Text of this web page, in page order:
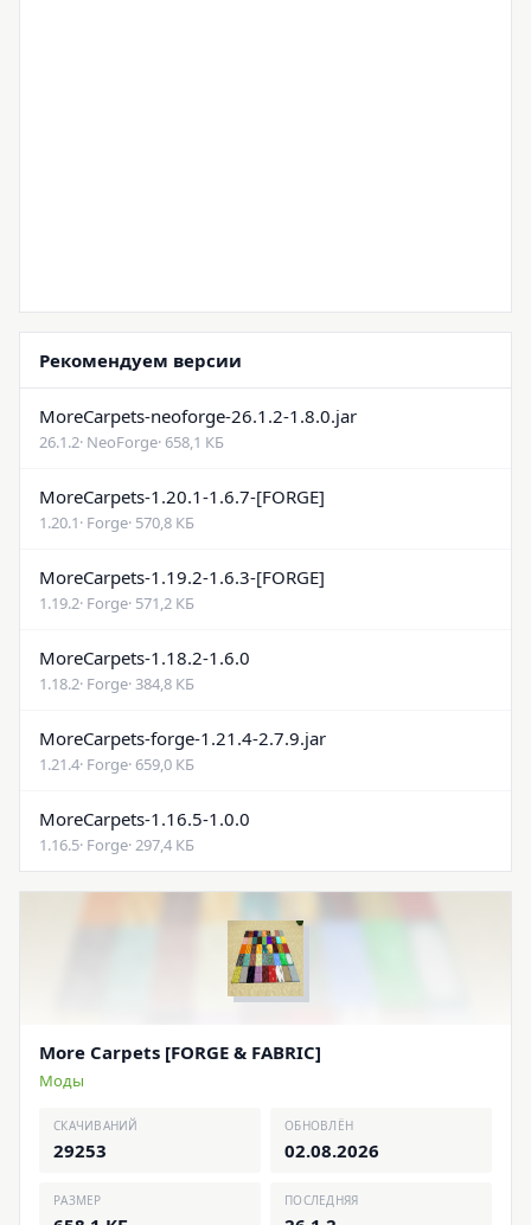
Рекомендуем версии
MoreCarpets-neoforge-26.1.2-1.8.0.jar
26.1.2· NeoForge· 658,1 КБ
MoreCarpets-1.20.1-1.6.7-[FORGE]
1.20.1· Forge· 570,8 КБ
MoreCarpets-1.19.2-1.6.3-[FORGE]
1.19.2· Forge· 571,2 КБ
MoreCarpets-1.18.2-1.6.0
1.18.2· Forge· 384,8 КБ
MoreCarpets-forge-1.21.4-2.7.9.jar
1.21.4· Forge· 659,0 КБ
MoreCarpets-1.16.5-1.0.0
1.16.5· Forge· 297,4 КБ
More Carpets [FORGE & FABRIC]
Моды
СКАЧИВАНИЙ
29253
ОБНОВЛЁН
02.08.2026
РАЗМЕР ПОСЛЕДНЯЯ